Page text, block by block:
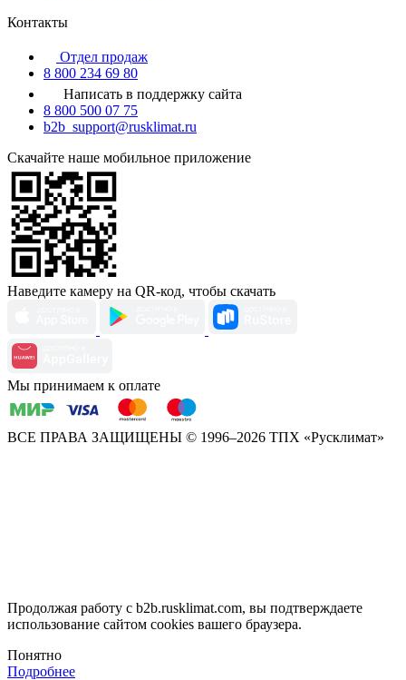
Контакты
Отдел продаж
8 800 234 69 80
Написать в поддержку сайта
8 800 500 07 75
b2b_support@rusklimat.ru
Скачайте наше мобильное приложение
Наведите камеру на QR-код, чтобы скачать
Мы принимаем к оплате
ВСЕ ПРАВА ЗАЩИЩЕНЫ © 1996–2026 ТПХ «Русклимат»
Продолжая работу с b2b.rusklimat.com, вы подтверждаете
использование сайтом cookies вашего браузера.
Понятно
Подробнее